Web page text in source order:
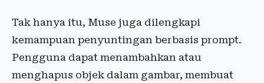
Tak hanya itu, Muse juga dilengkapi
kemampuan penyuntingan berbasis prompt.
Pengguna dapat menambahkan atau
menghapus objek dalam gambar, membuat